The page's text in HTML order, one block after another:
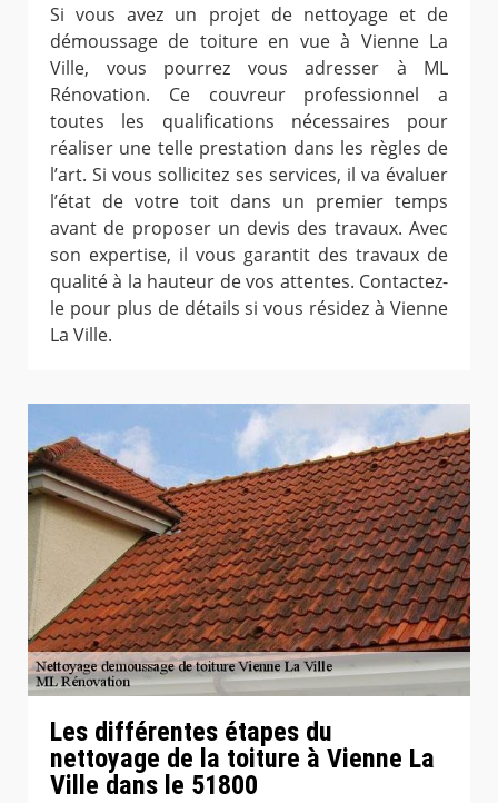
Si vous avez un projet de nettoyage et de
démoussage de toiture en vue à Vienne La
Ville, vous pourrez vous adresser à ML
Rénovation. Ce couvreur professionnel a
toutes les qualifications nécessaires pour
réaliser une telle prestation dans les règles de
l’art. Si vous sollicitez ses services, il va évaluer
l’état de votre toit dans un premier temps
avant de proposer un devis des travaux. Avec
son expertise, il vous garantit des travaux de
qualité à la hauteur de vos attentes. Contactez-
le pour plus de détails si vous résidez à Vienne
La Ville.
Les différentes étapes du
nettoyage de la toiture à Vienne La
Ville dans le 51800